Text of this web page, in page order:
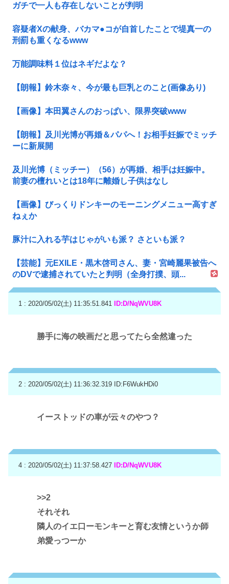
ガチで一人も存在しないことが判明
容疑者Xの献身、バカマ●コが自首したことで堤真一の
刑罰も重くなるwww
万能調味料１位はネギだよな？
【朗報】鈴木奈々、今が最も巨乳とのこと(画像あり)
【画像】本田翼さんのおっぱい、限界突破www
【朗報】及川光博が再婚＆パパへ！お相手妊娠でミッチ
ーに新展開
及川光博（ミッチー）（56）が再婚、相手は妊娠中。
前妻の檀れいとは18年に離婚し子供はなし
【画像】びっくりドンキーのモーニングメニュー高すぎ
ねぇか
豚汁に入れる芋はじゃがいも派？ さといも派？
【芸能】元EXILE・黒木啓司さん、妻・宮崎麗果被告へ
のDVで逮捕されていたと判明（全身打撲、頭...
1 : 2020/05/02(土) 11:35:51.841 ID:D/NqWVU8K
勝手に海の映画だと思ってたら全然違った
2 : 2020/05/02(土) 11:36:32.319 ID:F6WukHDi0
イーストッドの車が云々のやつ？
4 : 2020/05/02(土) 11:37:58.427 ID:D/NqWVU8K
>>2
それそれ
隣人のイエ口ーモンキーと育む友情というか師
弟愛っつーか